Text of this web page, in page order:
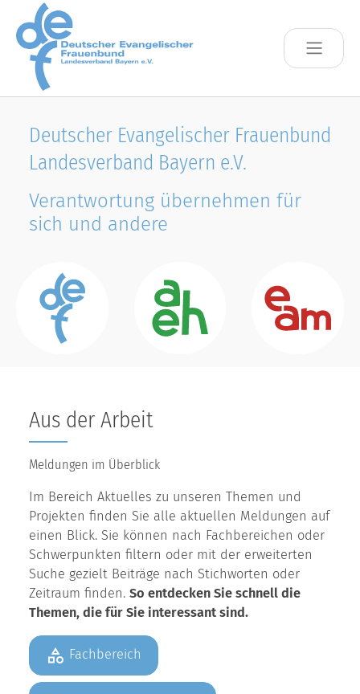
Skip to main content
Deutscher Evangelischer Frauenbund
Landesverband Bayern e.V.
Verantwortung übernehmen für
sich und andere
Aus der Arbeit
Meldungen im Überblick
Im Bereich Aktuelles zu unseren Themen und
Projekten finden Sie alle aktuellen Meldungen auf
einen Blick. Sie können nach Fachbereichen oder
Schwerpunkten filtern oder mit der erweiterten
Suche gezielt Beiträge nach Stichworten oder
Zeitraum finden. So entdecken Sie schnell die
Themen, die für Sie interessant sind.
Fachbereich